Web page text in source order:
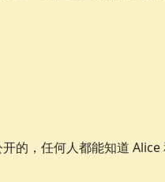
的，任何人都能知道